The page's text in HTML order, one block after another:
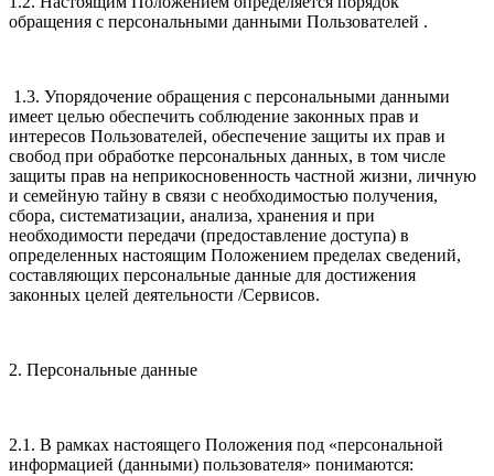
обращения с персональными данными Пользователей .
1.3. Упорядочение обращения с персональными данными
имеет целью обеспечить соблюдение законных прав и
интересов Пользователей, обеспечение защиты их прав и
свобод при обработке персональных данных, в том числе
защиты прав на неприкосновенность частной жизни, личную
и семейную тайну в связи с необходимостью получения,
сбора, систематизации, анализа, хранения и при
необходимости передачи (предоставление доступа) в
определенных настоящим Положением пределах сведений,
составляющих персональные данные для достижения
законных целей деятельности /Сервисов.
2. Персональные данные
2.1. В рамках настоящего Положения под «персональной
информацией (данными) пользователя» понимаются: